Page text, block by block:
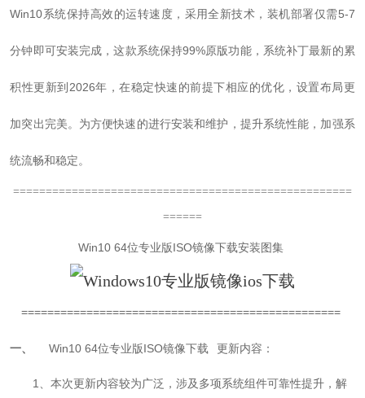
Win10系统保持高效的运转速度，采用全新技术，装机部署仅需5-7
分钟即可安装完成，这款系统保持99%原版功能，系统补丁最新的累
积性更新到2026年，在稳定快速的前提下相应的优化，设置布局更
加突出完美。为方便快速的进行安装和维护，提升系统性能，加强系
统流畅和稳定。
====================================================
======
Win10 64位专业版ISO镜像下载安装图集
=================================================
一、 Win10 64位专业版ISO镜像下载 更新内容：
1、本次更新内容较为广泛，涉及多项系统组件可靠性提升，解